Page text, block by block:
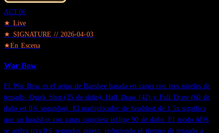
ACT.06
★ Live
★ SIGNATURE // 2026-04-03
★En Escena
War Bow
El War Bow es el arma de Banshee basada en carga con tres niveles de
tensado: Quick Shot (25 de daño), Half Draw (42) y Full Draw (60 de
daño en 0.6 segundos). El multiplicador de headshot de 1.5x significa
que un headshot con carga completa inflige 90 de daño. El modo ADS
se activa tras 0.6 segundos quieto, reduciendo el tiempo de tensado a